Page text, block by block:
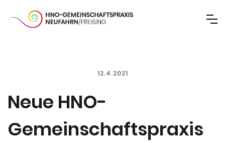
12.4.2021
Neue HNO-
Gemeinschaftspraxis